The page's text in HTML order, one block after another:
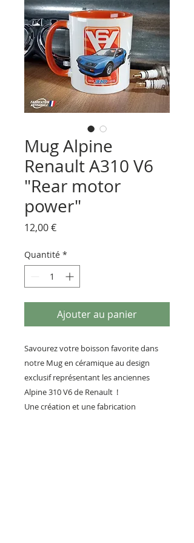
Mug Alpine
Renault A310 V6
"Rear motor
power"
12,00 €Prix
Quantité *
Ajouter au panier
Savourez votre boisson favorite dans
notre Mug en céramique au design
exclusif représentant les anciennes
Alpine 310 V6 de Renault !
Une création et une fabrication